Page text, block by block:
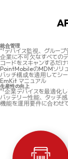
統合管理
"「デバイス監視、グルー
企業に不可欠なすべての
コードをスキャンするだ
PointMobileのMDMソリ
バッチ構成を適用してシ
EmKit マニュアル
生産性の向上
"「企業デバイスを最適化
バッテリー性能、タッチ
機能を運用要件に合わせ